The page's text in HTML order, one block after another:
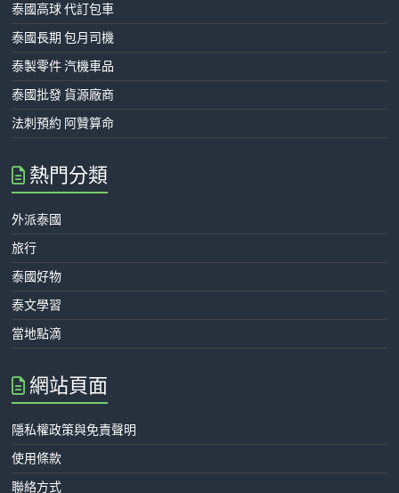
泰國高球 代訂包車
泰國長期 包月司機
泰製零件 汽機車品
泰國批發 貨源廠商
法刺預約 阿贊算命
熱門分類
外派泰國
旅行
泰國好物
泰文學習
當地點滴
網站頁面
隱私權政策與免責聲明
使用條款
聯絡方式